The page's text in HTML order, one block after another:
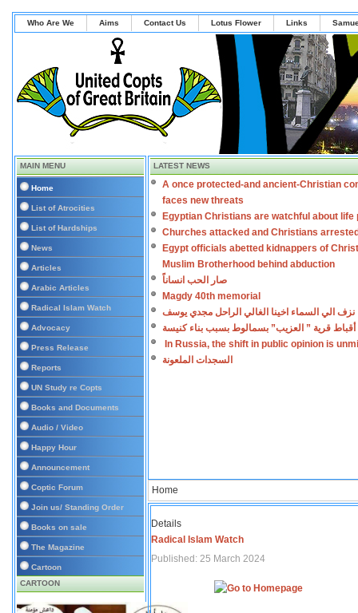
Who Are We Aims Contact Us Lotus Flower Links
MAIN MENU
Home
List of Atrocities
List of Hardships
News
Articles
Arabic Articles
Radical Islam Watch
Advocacy
Press Release
Reports
UN Study re Copts
Books and Documents
Audio / Video
Happy Hour
Announcement
Coptic Forum
Join us/ Standing Order
Books on sale
The Magazine
Cartoon
CARTOON
LATEST NEWS
A once protected-and ancient-Christian
faces new threats
Egyptian Christians are watchful about life
Churches attacked and Christians
Egypt officials abetted kidnappers of
Muslim Brotherhood behind abduction
صار الحب انساناً
Magdy 40th memorial
نزف الي السماء اخينا الغالي الراحل مجدي يوسف
أقباط قرية ” العزيب” بسمالوط بسبب بناء كنيسة
In Russia, the shift in public opinion is
السجدات الملعونة
Home
Details
Radical Islam Watch
Published: 25 March 2024